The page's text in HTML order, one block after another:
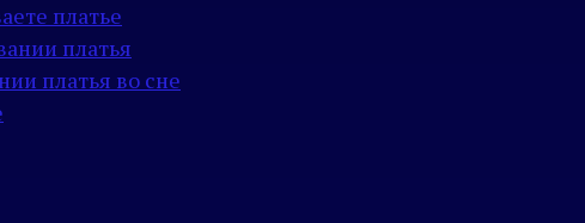
платье
платья
платья во сне